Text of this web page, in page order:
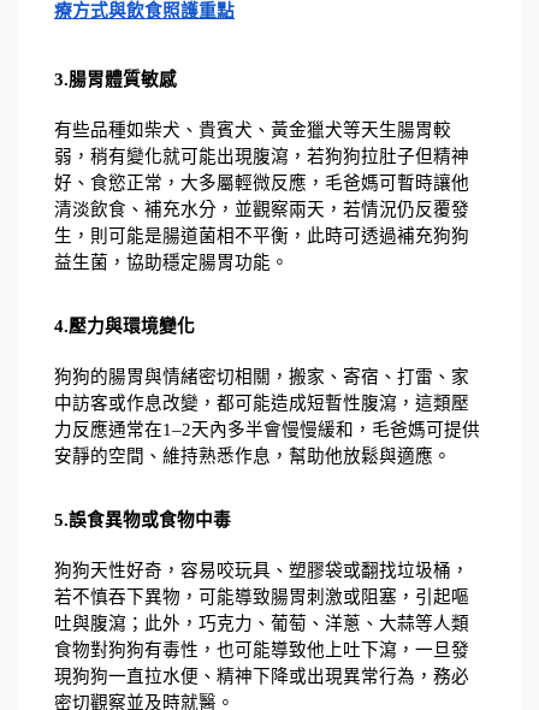
療方式與飲食照護重點
3.腸胃體質敏感
有些品種如柴犬、貴賓犬、黃金獵犬等天生腸胃較
弱，稍有變化就可能出現腹瀉，若狗狗拉肚子但精神
好、食慾正常，大多屬輕微反應，毛爸媽可暫時讓他
清淡飲食、補充水分，並觀察兩天，若情況仍反覆發
生，則可能是腸道菌相不平衡，此時可透過補充狗狗
益生菌，協助穩定腸胃功能。
4.壓力與環境變化
狗狗的腸胃與情緒密切相關，搬家、寄宿、打雷、家
中訪客或作息改變，都可能造成短暫性腹瀉，這類壓
力反應通常在1–2天內多半會慢慢緩和，毛爸媽可提供
安靜的空間、維持熟悉作息，幫助他放鬆與適應。
5.誤食異物或食物中毒
狗狗天性好奇，容易咬玩具、塑膠袋或翻找垃圾桶，
若不慎吞下異物，可能導致腸胃刺激或阻塞，引起嘔
吐與腹瀉；此外，巧克力、葡萄、洋蔥、大蒜等人類
食物對狗狗有毒性，也可能導致他上吐下瀉，一旦發
現狗狗一直拉水便、精神下降或出現異常行為，務必
密切觀察並及時就醫。